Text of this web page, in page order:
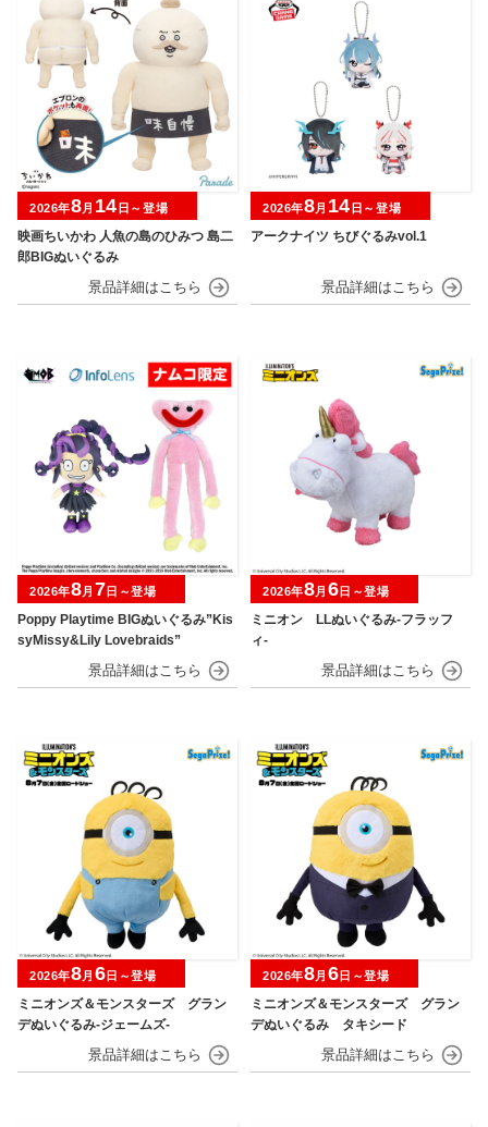
映画ちいかわ 人魚の島のひみつ 島二
郎BIGぬいぐるみ
2026年8月 14 日～登場
アークナイツ ちびぐるみvol.1
2026年8月 14 日～登場
Poppy Playtime BIGぬいぐるみ”Kis
syMissy&Lily Lovebraids”
2026年8月 7 日～登場
ミニオン LLぬいぐるみ‐フラッフ
ィ‐
2026年8月 6 日～登場
ミニオンズ＆モンスターズ グラン
デぬいぐるみ‐ジェームズ‐
2026年8月 6日～登場
ミニオンズ＆モンスターズ グラン
デぬいぐるみ タキシード
2026年8月 6日～登場